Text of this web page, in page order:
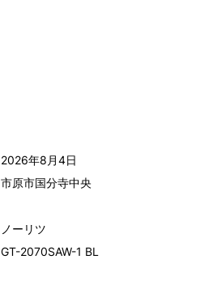
2026年8月4日
市原市国分寺中央
GT-2070SAW-1 BL
ノーリツ